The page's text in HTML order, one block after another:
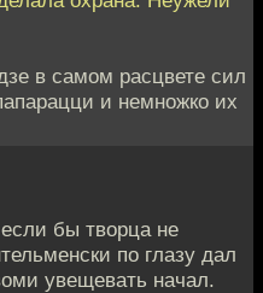
в самом расцвете сил
и немножко их
бы творца не
по глазу дал
увещевать начал.